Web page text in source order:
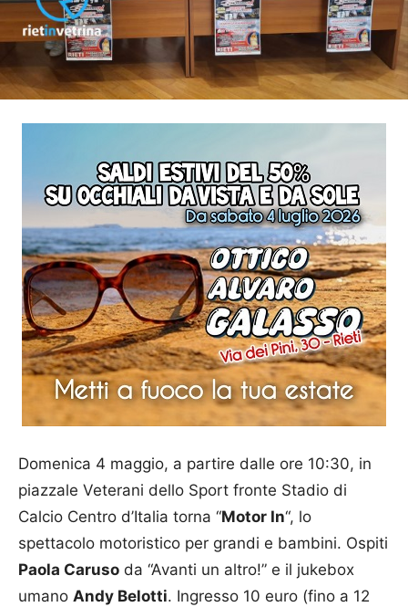
Domenica 4 maggio, a partire dalle ore 10:30, in
piazzale Veterani dello Sport fronte Stadio di
Calcio Centro d’Italia torna “Motor In“, lo
spettacolo motoristico per grandi e bambini. Ospiti
Paola Caruso da “Avanti un altro!” e il jukebox
umano Andy Belotti. Ingresso 10 euro (fino a 12